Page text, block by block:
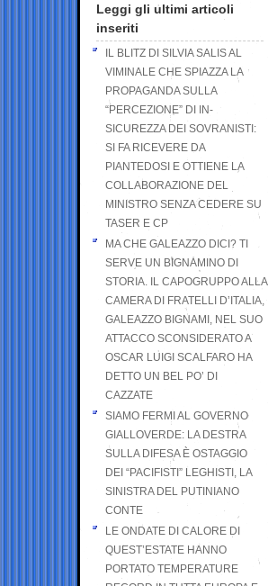
Leggi gli ultimi articoli
inseriti
IL BLITZ DI SILVIA SALIS AL
VIMINALE CHE SPIAZZA LA
PROPAGANDA SULLA
“PERCEZIONE” DI IN-
SICUREZZA DEI SOVRANISTI:
SI FA RICEVERE DA
PIANTEDOSI E OTTIENE LA
COLLABORAZIONE DEL
MINISTRO SENZA CEDERE SU
TASER E CP
MA CHE GALEAZZO DICI? TI
SERVE UN BIGNAMINO DI
STORIA. IL CAPOGRUPPO ALLA
CAMERA DI FRATELLI D’ITALIA,
GALEAZZO BIGNAMI, NEL SUO
ATTACCO SCONSIDERATO A
OSCAR LUIGI SCALFARO HA
DETTO UN BEL PO’ DI
CAZZATE
SIAMO FERMI AL GOVERNO
GIALLOVERDE: LA DESTRA
SULLA DIFESA È OSTAGGIO
DEI “PACIFISTI” LEGHISTI, LA
SINISTRA DEL PUTINIANO
CONTE
LE ONDATE DI CALORE DI
QUEST’ESTATE HANNO
PORTATO TEMPERATURE